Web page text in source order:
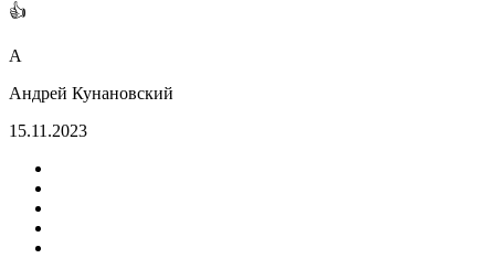
👍
А
Андрей Кунановский
15.11.2023